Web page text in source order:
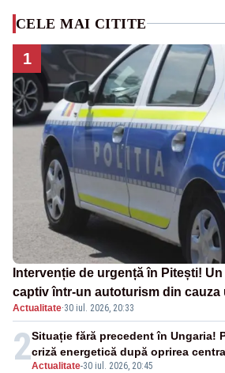
CELE MAI CITITE
1
Intervenție de urgență în Pitești!
captiv într-un autoturism din cauza
Actualitate·30 iul. 2026, 20:33
2Actualitate-30 iul. 2026, 20:45
Situație fără precedent în Ungaria!
criză energetică după oprirea